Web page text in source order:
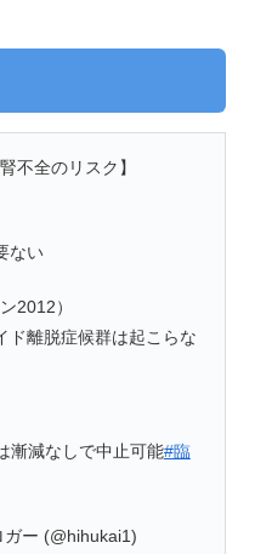
不全のリスク】
ない
2012）
ド離脱症候群は起こらな
漸減なしで中止可能#臨
ー (@hihukai1)